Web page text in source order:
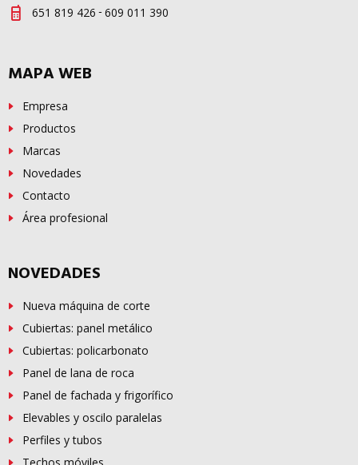
651 819 426 - 609 011 390
MAPA WEB
Empresa
Productos
Marcas
Novedades
Contacto
Área profesional
NOVEDADES
Nueva máquina de corte
Cubiertas: panel metálico
Cubiertas: policarbonato
Panel de lana de roca
Panel de fachada y frigorífico
Elevables y oscilo paralelas
Perfiles y tubos